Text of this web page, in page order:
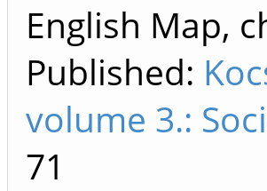
English Map,
Published:
volume 3.:
71